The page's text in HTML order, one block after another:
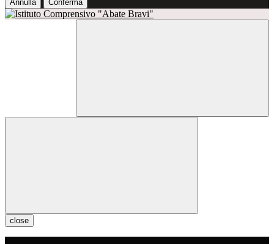
Annulla Conferma
close